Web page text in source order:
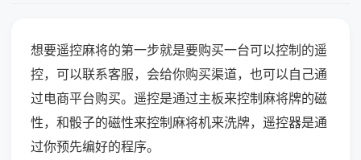
想要遥控麻将的第一步就是要购买一台可以控制的遥
控，可以联系客服，会给你购买渠道，也可以自己通
过电商平台购买。遥控是通过主板来控制麻将牌的磁
性，和骰子的磁性来控制麻将机来洗牌，遥控器是通
过你预先编好的程序。